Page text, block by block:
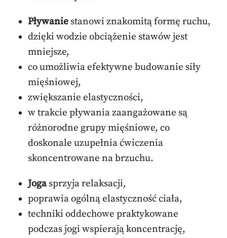
Pływanie stanowi znakomitą formę ruchu,
dzięki wodzie obciążenie stawów jest
mniejsze,
co umożliwia efektywne budowanie siły
mięśniowej,
zwiększanie elastyczności,
w trakcie pływania zaangażowane są
różnorodne grupy mięśniowe, co
doskonale uzupełnia ćwiczenia
skoncentrowane na brzuchu.
Jogasprzyja relaksacji,
poprawia ogólną elastyczność ciała,
techniki oddechowe praktykowane
podczas jogi wspierają koncentrację,